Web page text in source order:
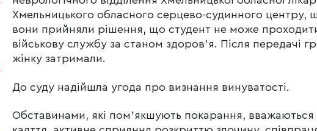
Хмельницького обласного серцево-судинного центру,
вони прийняли рішення, що студент не може
військову службу за станом здоровʼя. Після передачі
жінку затримали.
До суду надійшла угода про визнання винуватості.
Обставинами, які помʼякшують покарання,